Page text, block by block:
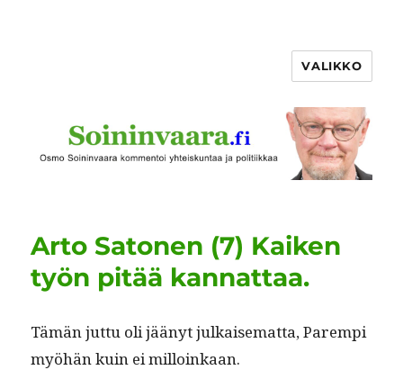
VALIKKO
Arto Satonen (7) Kaiken
työn pitää kannattaa.
Tämän jut­tu oli jäänyt julkaise­mat­ta, Parem­pi
myöhän kuin ei milloinkaan.